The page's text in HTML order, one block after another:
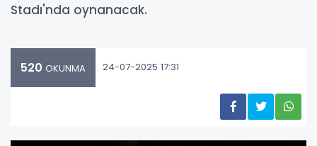
Stadı'nda oynanacak.
520 OKUNMA 24-07-2025 17:31